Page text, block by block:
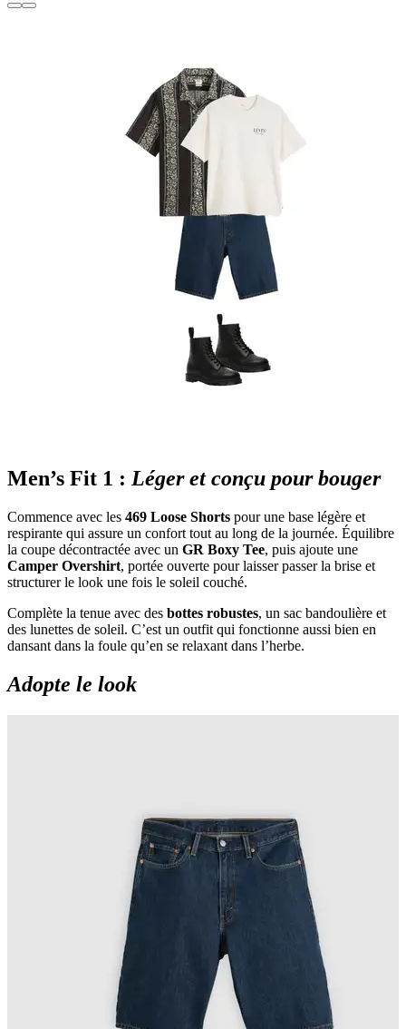
Men’s Fit 1 : Léger et conçu pour bouger
Commence avec les 469 Loose Shorts pour une base légère et
respirante qui assure un confort tout au long de la journée. Équilibre
la coupe décontractée avec un GR Boxy Tee, puis ajoute une
Camper Overshirt, portée ouverte pour laisser passer la brise et
structurer le look une fois le soleil couché.
Complète la tenue avec des bottes robustes, un sac bandoulière et
des lunettes de soleil. C’est un outfit qui fonctionne aussi bien en
dansant dans la foule qu’en se relaxant dans l’herbe.
Adopte le look